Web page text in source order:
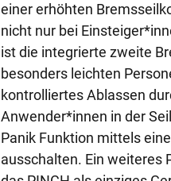
einer erhöhten
nicht nur bei
ist die integrierte zweite
besonders leichten
kontrolliertes Ablassen
Anwender*innen in der
Panik Funktion mittels
ausschalten. Ein weiteres